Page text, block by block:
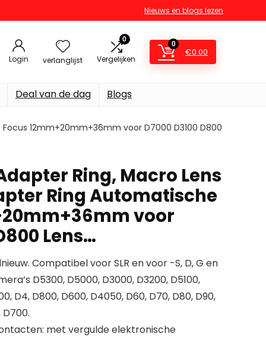
Nieuws en blogs lezen
Login verlanglijst
0
Vergelijken
0
€0.00
Deal van de dag Blogs
12mm+20mm+36mm voor D7000 D3100 D800
Ring, Macro Lens
Ring Automatische
voor
Lens…
Compatibel voor SLR en voor -S, D, G en
D5300, D5000, D3000, D3200, D5100,
D4, D800, D600, D4050, D60, D70, D80, D90,
D700.
met vergulde elektronische